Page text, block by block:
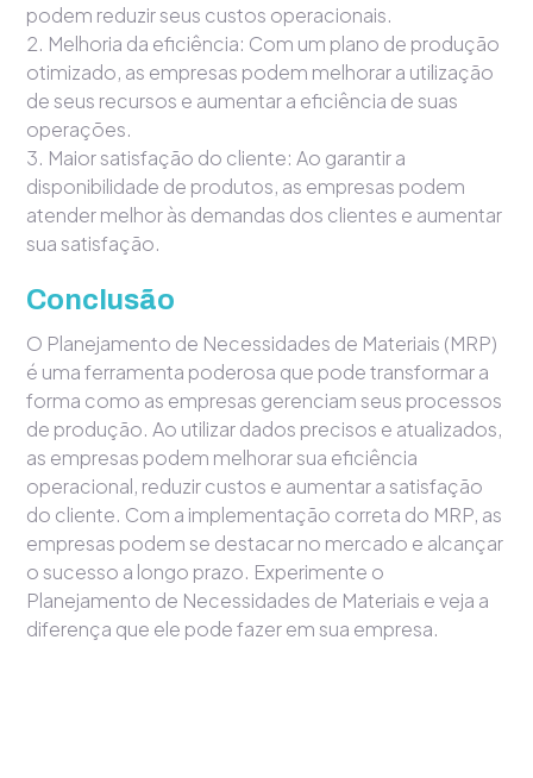
podem reduzir seus custos operacionais.
2. Melhoria da eficiência: Com um plano de produção
otimizado, as empresas podem melhorar a utilização
de seus recursos e aumentar a eficiência de suas
operações.
3. Maior satisfação do cliente: Ao garantir a
disponibilidade de produtos, as empresas podem
atender melhor às demandas dos clientes e aumentar
sua satisfação.
Conclusão
O Planejamento de Necessidades de Materiais (MRP)
é uma ferramenta poderosa que pode transformar a
forma como as empresas gerenciam seus processos
de produção. Ao utilizar dados precisos e atualizados,
as empresas podem melhorar sua eficiência
operacional, reduzir custos e aumentar a satisfação
do cliente. Com a implementação correta do MRP, as
empresas podem se destacar no mercado e alcançar
o sucesso a longo prazo. Experimente o
Planejamento de Necessidades de Materiais e veja a
diferença que ele pode fazer em sua empresa.